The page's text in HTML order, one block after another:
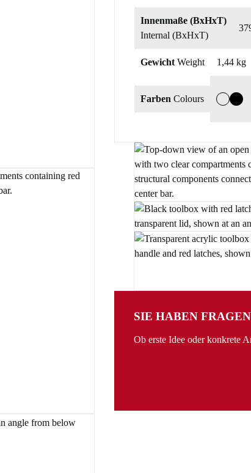
Innenmaße (BxHxT)
Internal (BxHxT)
Gewicht Weight 1,44 kg
Farben Colours
SIE HABEN
Ob erste Idee oder konkrete